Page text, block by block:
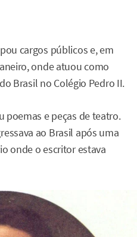
cargos públicos e, em
onde atuou como
Brasil no Colégio Pedro II.
poemas e peças de teatro.
ao Brasil após uma
onde o escritor estava